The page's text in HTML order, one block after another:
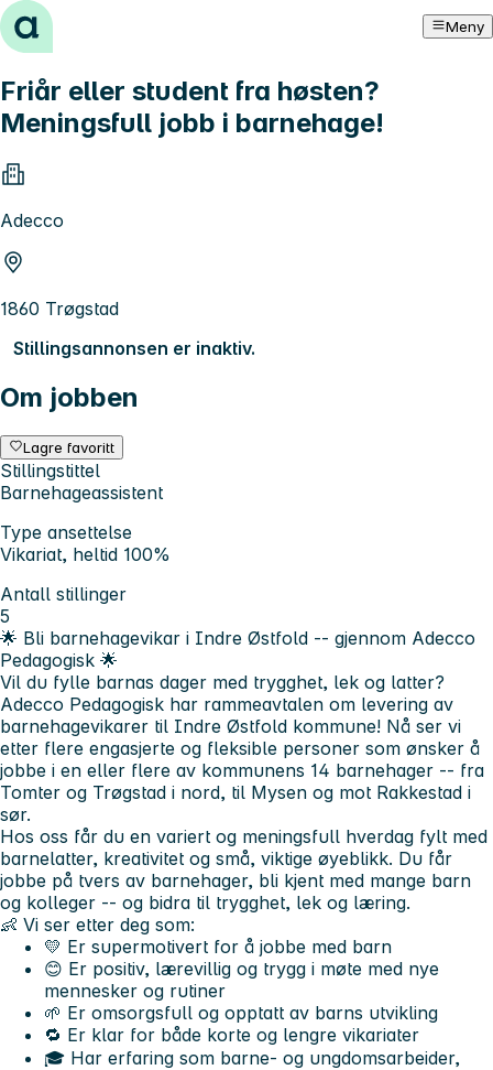
Hopp til innhold Meny
Friår eller student fra høsten?
Meningsfull jobb i barnehage!
Adecco
1860 Trøgstad
Stillingsannonsen er inaktiv.
Om jobben
Lagre favoritt
Stillingstittel
Barnehageassistent
Type ansettelse
Vikariat, heltid 100%
Antall stillinger
5
🌟 Bli barnehagevikar i Indre Østfold -- gjennom Adecco
Pedagogisk 🌟
Vil du fylle barnas dager med trygghet, lek og latter?
Adecco Pedagogisk har rammeavtalen om levering av
barnehagevikarer til Indre Østfold kommune! Nå ser vi
etter flere engasjerte og fleksible personer som ønsker å
jobbe i en eller flere av kommunens 14 barnehager -- fra
Tomter og Trøgstad i nord, til Mysen og mot Rakkestad i
sør.
Hos oss får du en variert og meningsfull hverdag fylt med
barnelatter, kreativitet og små, viktige øyeblikk. Du får
jobbe på tvers av barnehager, bli kjent med mange barn
og kolleger -- og bidra til trygghet, lek og læring.
👶 Vi ser etter deg som:
💛 Er supermotivert for å jobbe med barn
😊 Er positiv, lærevillig og trygg i møte med nye
mennesker og rutiner
🌱 Er omsorgsfull og opptatt av barns utvikling
🔁 Er klar for både korte og lengre vikariater
🎓 Har erfaring som barne- og ungdomsarbeider,